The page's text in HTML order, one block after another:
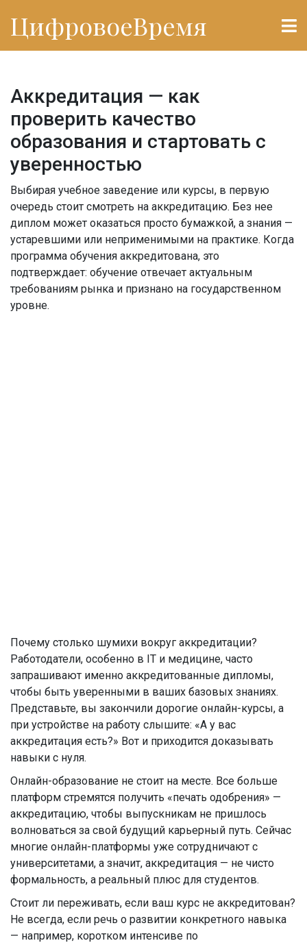
ЦифровоеВремя
Аккредитация — как
проверить качество
образования и стартовать с
уверенностью
Выбирая учебное заведение или курсы, в первую
очередь стоит смотреть на аккредитацию. Без нее
диплом может оказаться просто бумажкой, а знания —
устаревшими или неприменимыми на практике. Когда
программа обучения аккредитована, это
подтверждает: обучение отвечает актуальным
требованиям рынка и признано на государственном
уровне.
Почему столько шумихи вокруг аккредитации?
Работодатели, особенно в IT и медицине, часто
запрашивают именно аккредитованные дипломы,
чтобы быть уверенными в ваших базовых знаниях.
Представьте, вы закончили дорогие онлайн-курсы, а
при устройстве на работу слышите: «А у вас
аккредитация есть?» Вот и приходится доказывать
навыки с нуля.
Онлайн-образование не стоит на месте. Все больше
платформ стремятся получить «печать одобрения» —
аккредитацию, чтобы выпускникам не пришлось
волноваться за свой будущий карьерный путь. Сейчас
многие онлайн-платформы уже сотрудничают с
университетами, а значит, аккредитация — не чисто
формальность, а реальный плюс для студентов.
Стоит ли переживать, если ваш курс не аккредитован?
Не всегда, если речь о развитии конкретного навыка
— например, коротком интенсиве по